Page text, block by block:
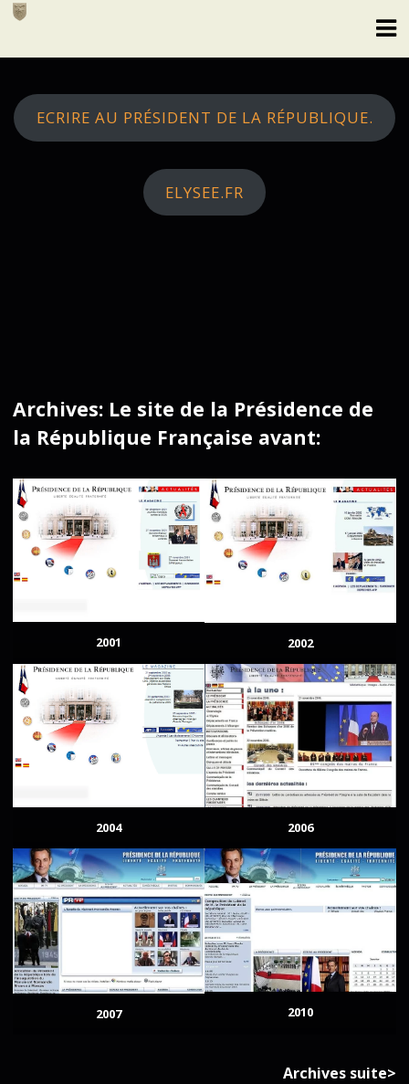
Skip
ECRIRE AU PRÉSIDENT DE LA RÉPUBLIQUE.
ELYSEE.FR
Archives: Le site de la Présidence de
la République Française avant:
2001 2002
2004 2006
2007 2010
Archives suite>